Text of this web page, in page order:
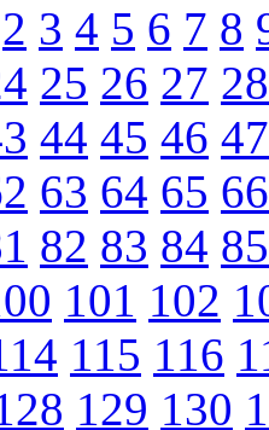
2 3 4 5 6 7 8
25 26 27 28
44 45 46 47
63 64 65 66
82 83 84 85
101 102
115 116
129 130